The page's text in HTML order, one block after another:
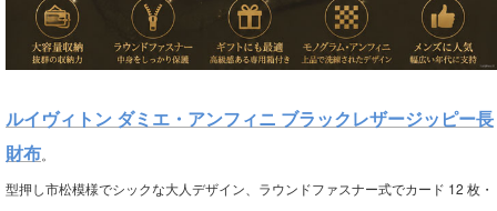
ルイヴィトン ダミエ・アンフィニ ブラックレザージッピー長
財布。
型押し市松模様でシックな大人デザイン、ラウンドファスナー式でカード 12 枚・